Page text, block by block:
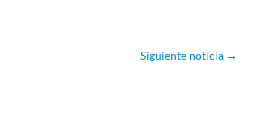
Siguiente noticia →